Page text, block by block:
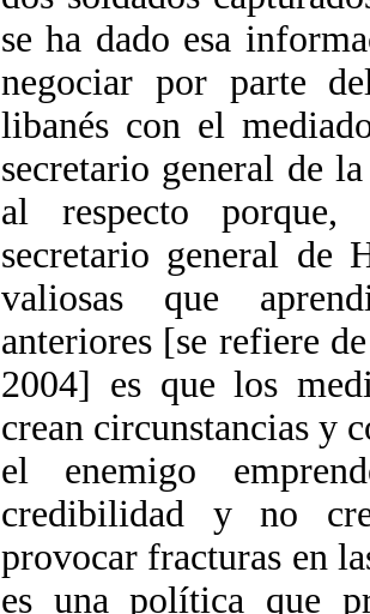
se ha dado esa
negociar por parte
libanés con el
secretario general de
al respecto porque,
secretario general de
valiosas que
anteriores [se refiere
2004] es que los
crean circunstancias y
el enemigo
credibilidad y no
provocar fracturas en
es una política que